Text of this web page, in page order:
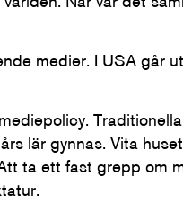
medier. I USA går
lär gynnas. Vita
ta ett fast grepp om